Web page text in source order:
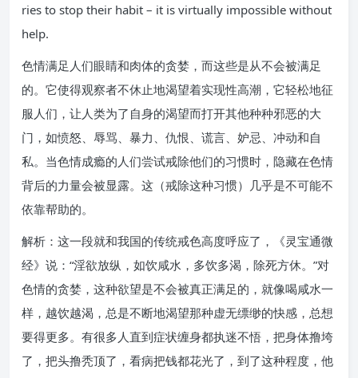
ries to stop their habit – it is virtually impossible without
help.
色情满足人们眼睛和肉体的贪婪，而这些是从不会被满足
的。它使得观察者不休止地渴望着实现性高潮，它轻松地征
服人们，让人类为了自身的渴望而打开其他种种邪恶的大
门，如愤怒、辱骂、暴力、仇恨、谎言、妒忌、冲动和自
私。当色情成瘾的人们尝试戒除他们的习惯时，隐藏在色情
背后的力量会被显露。这（戒除这种习惯）几乎是不可能不
依靠帮助的。
解析：这一段就和我国的传统戒色高度呼应了，《灵宝通微
经》说：“淫欲放纵，如饮咸水，多饮多渴，除死方休。”对
色情的贪婪，这种欲望是不会被真正满足的，就像喝咸水一
样，越饮越渴，总是不断地渴望那种虚无缥缈的快感，总想
要得更多。有很多人直到症状缠身都执迷不悟，把身体撸垮
了，把头撸秃顶了，看病把钱都花光了，到了这种程度，他